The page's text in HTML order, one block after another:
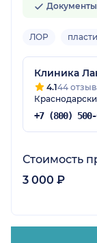
ЛОР
Клиника
4.144
Стоимость
3 000 ₽